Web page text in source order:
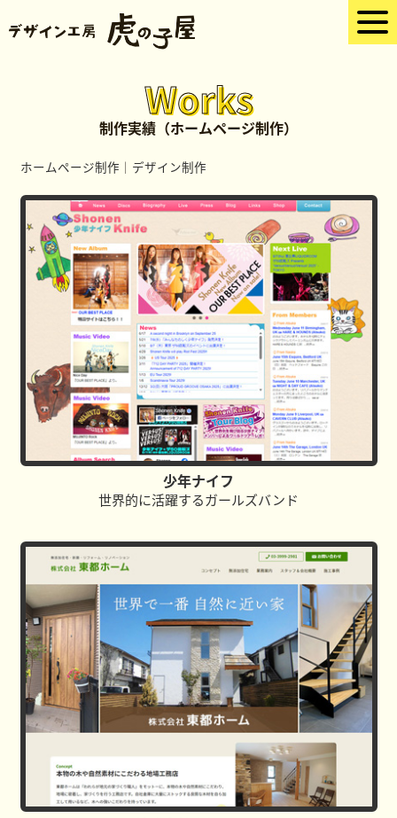
Works
制作実績（ホームページ制作）
ホームページ制作 ｜ デザイン制作
少年ナイフ
世界的に活躍するガールズバンド